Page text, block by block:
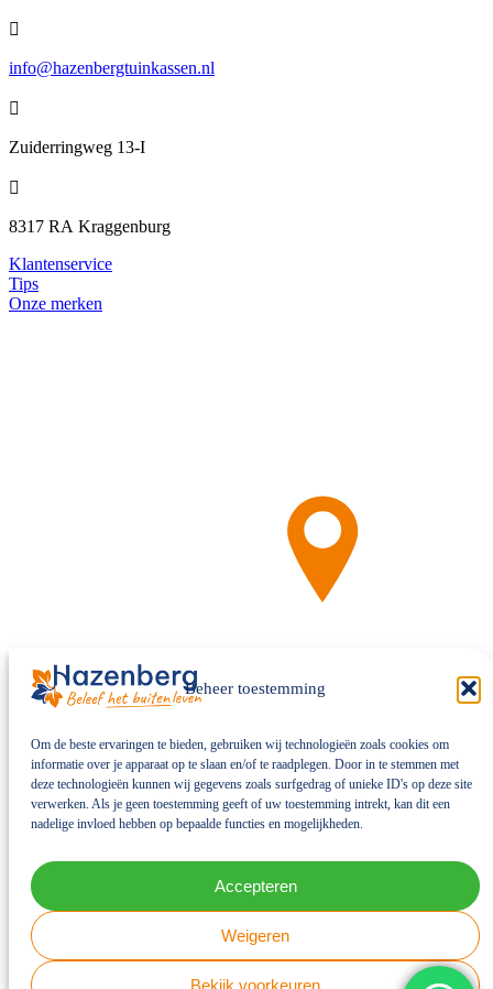
Beheer toestemming
Om de beste ervaringen te bieden, gebruiken wij technologieën zoals cookies om
informatie over je apparaat op te slaan en/of te raadplegen. Door in te stemmen met
deze technologieën kunnen wij gegevens zoals surfgedrag of unieke ID's op deze site
verwerken. Als je geen toestemming geeft of uw toestemming intrekt, kan dit een
nadelige invloed hebben op bepaalde functies en mogelijkheden.
Accepteren
Weigeren
Bekijk voorkeuren

info@hazenbergtuinkassen.nl

Zuiderringweg 13-I

8317 RA Kraggenburg
Klantenservice
Tips
Onze merken
Volgen